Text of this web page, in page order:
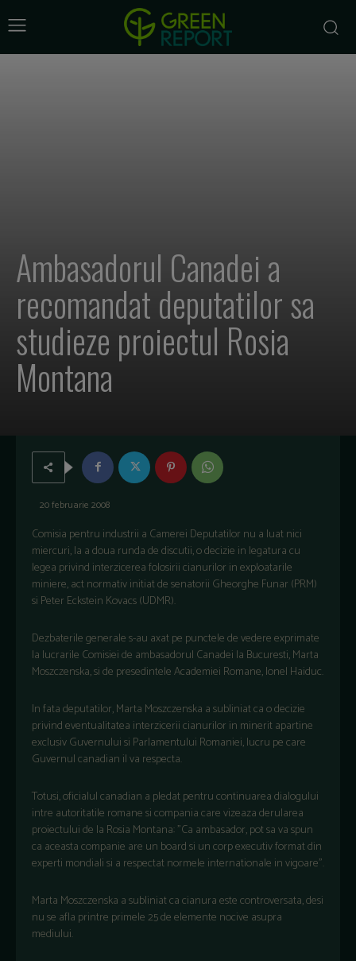
Ambasadorul Canadei a
recomandat deputatilor sa
studieze proiectul Rosia
Montana
20 februarie 2008
Comisia pentru industrii a Camerei Deputatilor nu a luat nici
miercuri, la a doua runda de discutii, o decizie in legatura cu
legea privind interzicerea folosirii cianurilor in exploatarile
miniere, act normativ initiat de senatorii Gheorghe Funar (PRM)
si Peter Eckstein Kovacs (UDMR).
Dezbaterile generale s-au axat pe punctele de vedere exprimate
la lucrarile Comisiei de ambasadorul Canadei la Bucuresti, Marta
Moszczenska, si de presedintele Academiei Romane, Ionel Haiduc.
In fata deputatilor, Marta Moszczenska a subliniat ca o decizie
privind eventualitatea interzicerii cianurilor in minerit apartine
exclusiv Guvernului si Parlamentului Romaniei, lucru pe care
Guvernul canadian il va respecta.
Totusi, oficialul canadian a pledat pentru continuarea dialogului
intre autoritatile romane si compania care vizeaza derularea
proiectului de la Rosia Montana: "Ca ambasador, pot sa va spun
ca aceasta companie are un board si un corp executiv format din
experti mondiali si a respectat normele internationale in vigoare".
Marta Moszczenska a subliniat ca cianura este controversata, desi
nu se afla printre primele 25 de elemente nocive asupra
mediului.